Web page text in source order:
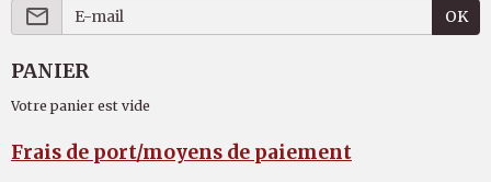
OK
PANIER
Votre panier est vide
Frais de port/moyens de paiement